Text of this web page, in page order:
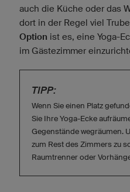
auch die Küche oder das
dort in der Regel viel
Option ist es, eine Yoga-
im Gästezimmer
TIPP:
Wenn Sie einen Platz
Sie Ihre Yoga-Ecke
Gegenstände wegräumen.
zum Rest des Zimmers zu
Raumtrenner oder